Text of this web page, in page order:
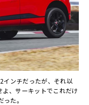
ンチだったが、それ以
よ、サーキットでこれだけ
た。